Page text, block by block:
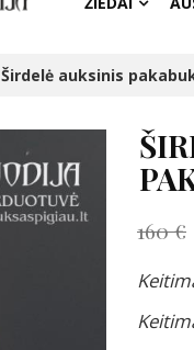
Širdelė auksinis
160 €